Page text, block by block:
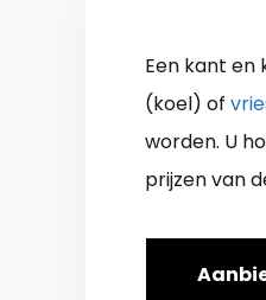
Een kant en
(koel) of
worden. U
prijzen van